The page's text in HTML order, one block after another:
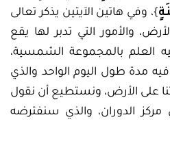
}، وفي هاتين الآيتين يذكر تعالى
والأمور التي تدبر لها يقع
العلم بالمجموعة الشمسية،
مدة طول اليوم الواحد والذي
على الأرض، ونستطيع أن نقول
الدوران، والذي سنفترضه